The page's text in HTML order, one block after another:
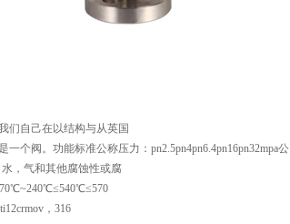
们自己在以结构与从英国
一个阀。功能标准公称压力：pn2.5pn4pn6.4pn16pn32mpa公
，气和其他腐蚀性或腐
，316